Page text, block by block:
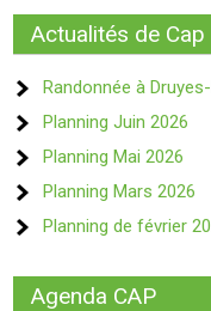
Actualités de
Randonnée à
Planning Juin 2026
Planning Mai 2026
Planning Mars 2026
Planning de février
Agenda CAP